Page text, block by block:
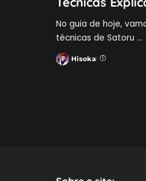
No guia de hoje,
técnicas de Satoru ...
Posted
Hisoka